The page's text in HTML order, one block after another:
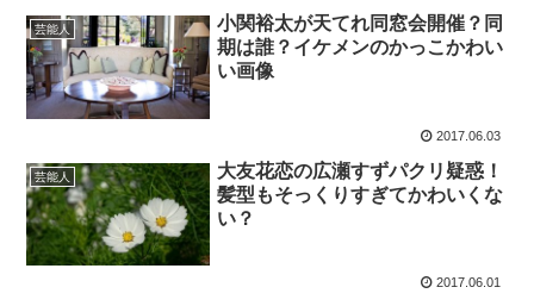
芸能人
小関裕太が天てれ同窓会開催？同
期は誰？イケメンのかっこかわい
い画像
2017.06.03
芸能人
大友花恋の広瀬すずパクリ疑惑！
髪型もそっくりすぎてかわいくな
い？
2017.06.01